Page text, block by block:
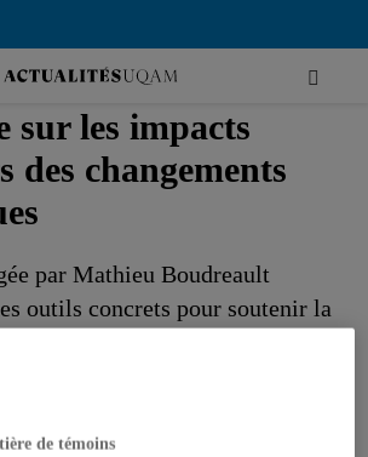
chaire de
sur les impacts
des changements
par Mathieu Boudreault
outils concrets pour soutenir la
de témoins